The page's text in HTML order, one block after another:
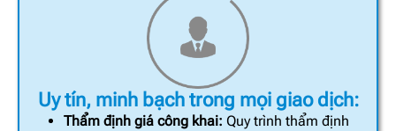
Uy tín, minh bạch trong mọi giao dịch:
Thẩm định giá công khai: Quy trình thẩm định